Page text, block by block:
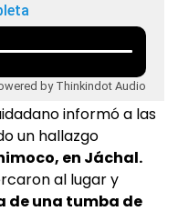
by Thinkindot Audio
informó a las
un hallazgo
en Jáchal.
al lugar y
de una tumba de